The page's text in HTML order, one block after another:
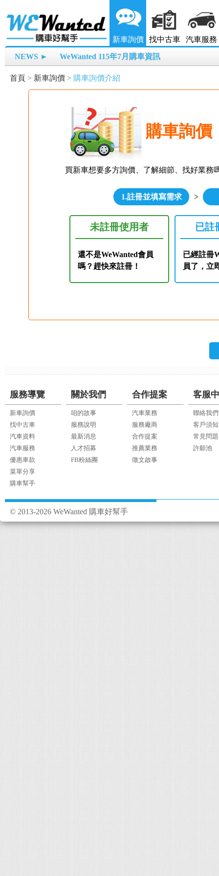
新車詢價 找中古車 汽車服務
NEWS ► WeWanted 115年7月購車資訊
首頁 > 新車詢價 > 購車詢價介紹
購車詢價
買新車想要多方詢價、了解細節、找好業務
1.註冊並填寫需求 >
未註冊使用者
還不是WeWanted會員
嗎？趕快來註冊！
已註
已經註冊
員了，立
服務導覽
新車詢價
找中古車
汽車資料
汽車服務
優惠車款
菜單分享
購車幫手
關於我們
咱的故事
服務說明
最新消息
人才招募
FB粉絲團
合作提案
汽車業務
服務廠商
合作提案
推薦業務
徵文啟事
客服
聯絡我們
客戶須知
常見問題
許願池
© 2013-2026 WeWanted 購車好幫手